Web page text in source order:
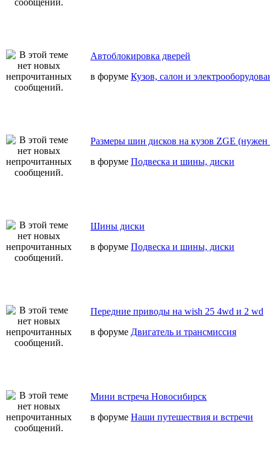
Автоблокировка дверей
в форуме Кузов, салон и
Размеры шин дисков на кузов ZGE (нужен
в форуме Подвеска и шины, диски
Шины диски
в форуме Подвеска и шины, диски
Передние приводы на wish 25 4wd и 2 wd
в форуме Двигатель и трансмиссия
Мини встреча Новосибирск
в форуме Наши путешествия и встречи